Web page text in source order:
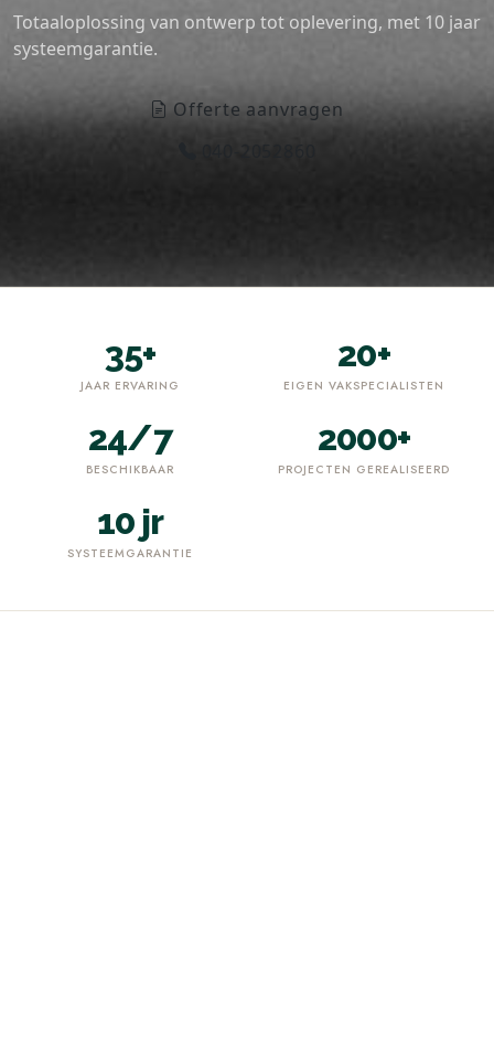
Totaaloplossing van ontwerp tot oplevering, met 10 jaar
systeemgarantie.
Offerte aanvragen
35+
JAAR ERVARING
20+
EIGEN VAKSPECIALISTEN
24/7
BESCHIKBAAR
2000+
PROJECTEN GEREALISEERD
10 jr
SYSTEEMGARANTIE